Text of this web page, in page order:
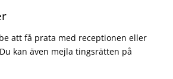
att få prata med receptionen eller
kan även mejla tingsrätten på